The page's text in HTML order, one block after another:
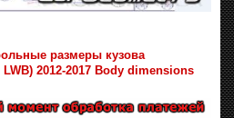
размеры кузова
2012-2017 Body dimensions